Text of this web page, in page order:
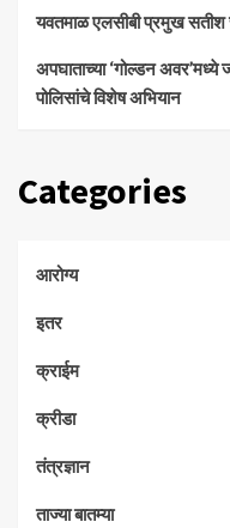
यवतमाळ एलसीबी प्रमुख सतीश
अपघाताच्या ‘गोल्डन
पोलिसांचे विशेष अभियान
Categories
आरोग्य
इतर
क्राईम
क्रीडा
तंत्रज्ञान
ताज्या बातम्या